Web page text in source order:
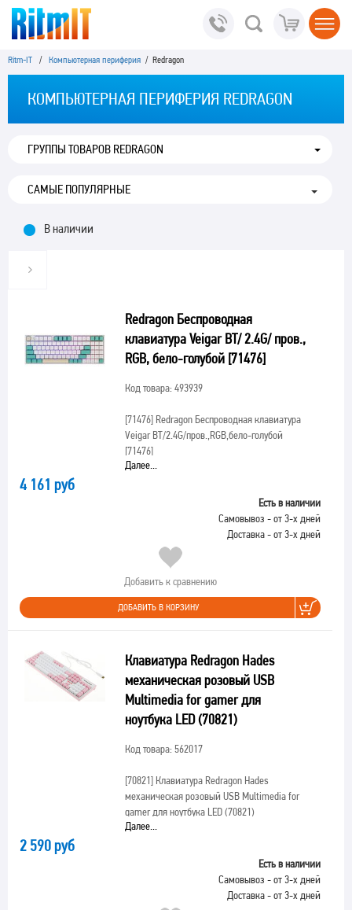
Ritm-IT / Компьютерная периферия / Redragon
КОМПЬЮТЕРНАЯ ПЕРИФЕРИЯ REDRAGON
ГРУППЫ ТОВАРОВ REDRAGON
В наличии
Redragon Беспроводная
клавиатура Veigar BT/ 2.4G/ пров.,
RGB, бело-голубой [71476]
Код товара: 493939
[71476]Redragon Беспроводная клавиатура
Veigar BT/2.4G/пров.,RGB,бело-голубой
[71476]
Далее...
4 161 руб
Есть в наличии
Самовывоз - от 3-х дней
Доставка - от 3-х дней
Добавить к сравнению
ДОБАВИТЬ В КОРЗИНУ
Клавиатура Redragon Hades
механическая розовый USB
Multimedia for gamer для
ноутбука LED (70821)
Код товара: 562017
[70821]Клавиатура Redragon Hades
механическая розовый USB Multimedia for
gamer для ноутбука LED (70821)
Далее...
2 590 руб
Есть в наличии
Самовывоз - от 3-х дней
Доставка - от 3-х дней